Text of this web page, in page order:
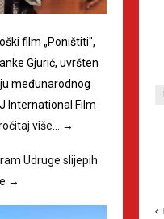
film „Poništiti",
Gjurić, uvršten
međunarodnog
International Film
više… →
Udruge slijepih
→